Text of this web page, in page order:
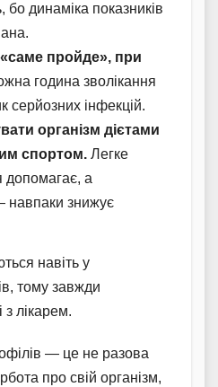
бо динаміка показників
пройде», при
година зволікання
серйозних інфекцій.
організм дієтами
спортом. Легке
допомагає, а
знижує
навіть у
тому завжди
лікарем.
— це не разова
про свій організм,